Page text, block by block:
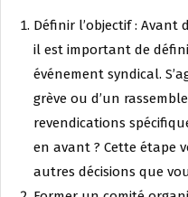
Définir l’objectif :
il est important de
événement syndical.
grève ou d’un
revendications
en avant ? Cette étape
autres décisions que